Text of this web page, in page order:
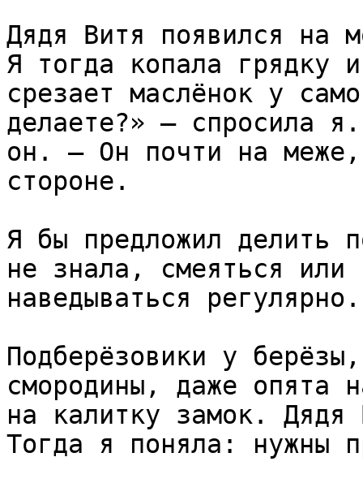
Дядя Витя появился на
Я тогда копала грядку
срезает маслёнок у
делаете?» — спросила
он. — Он почти на
стороне.
Я бы предложил делить
не знала, смеяться
наведываться регулярно.
Подберёзовики у
смородины, даже опята
на калитку замок. Дядя
Тогда я поняла: нужны